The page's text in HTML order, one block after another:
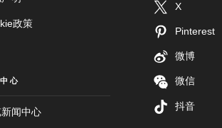
政策
心
闻中心
X
Pinterest
微博
微信
抖音